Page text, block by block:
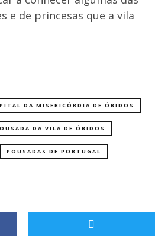
e de princesas que a vila
DA MISERICÓRDIA DE ÓBIDOS
DA VILA DE ÓBIDOS
POUSADAS DE PORTUGAL